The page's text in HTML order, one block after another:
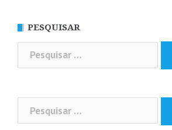
PESQUISAR
Pesquisar
por:
por: